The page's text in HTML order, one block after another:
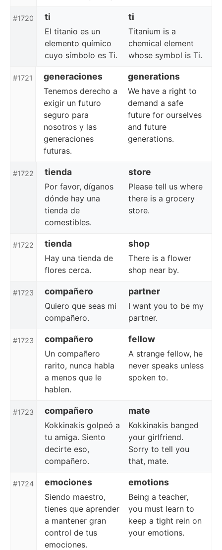
#1720 ti ti
El titanio es un
elemento químico
cuyo símbolo es Ti.
Titanium is a
chemical element
whose symbol is Ti.
#1721 generaciones generations
Tenemos derecho a
exigir un futuro
seguro para
nosotros y las
generaciones
futuras.
We have a right to
demand a safe
future for ourselves
and future
generations.
#1722 tienda store
Por favor, díganos
dónde hay una
tienda de
comestibles.
Please tell us where
there is a grocery
store.
#1722 tienda shop
Hay una tienda de
flores cerca.
There is a flower
shop near by.
#1723 compañero partner
Quiero que seas mi
compañero.
I want you to be my
partner.
#1723 compañero fellow
Un compañero
rarito, nunca habla
a menos que le
hablen.
A strange fellow, he
never speaks unless
spoken to.
#1723 compañero mate
Kokkinakis golpeó a
tu amiga. Siento
decirte eso,
compañero.
Kokkinakis banged
your girlfriend.
Sorry to tell you
that, mate.
#1724 emociones emotions
Siendo maestro,
tienes que aprender
a mantener gran
control de tus
emociones.
Being a teacher,
you must learn to
keep a tight rein on
your emotions.